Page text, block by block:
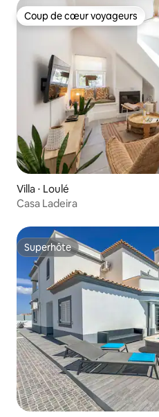
Coup de cœur voyageurs
Coup de cœur voyageurs
Villa ⋅ Loulé
Casa Ladeira
Superhôte
Superhôte